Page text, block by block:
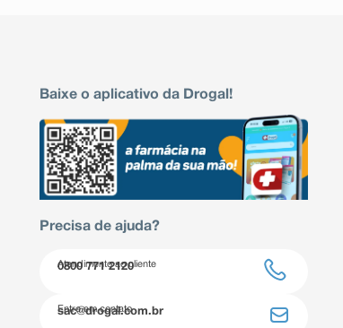
Baixe o aplicativo da Drogal!
Precisa de ajuda?
Atendimento ao cliente
0800 771 2120
Entre em contato
sac@drogal.com.br